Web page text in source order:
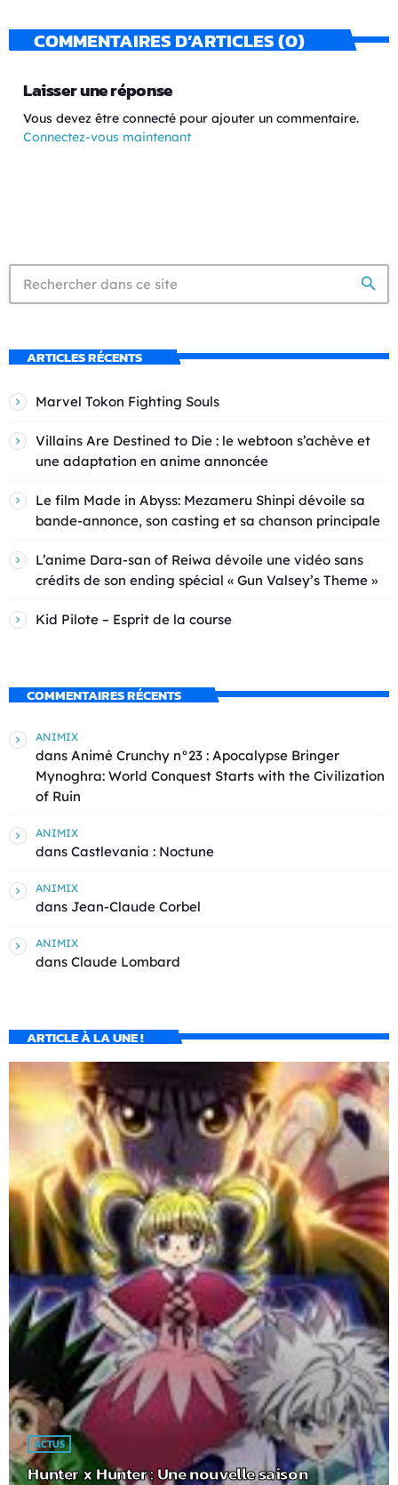
COMMENTAIRES D’ARTICLES (0)
Laisser une réponse
Vous devez être connecté pour ajouter un commentaire.
Connectez-vous maintenant
search
ARTICLES RÉCENTS
Marvel Tokon Fighting Souls
Villains Are Destined to Die : le webtoon s’achève et
une adaptation en anime annoncée
Le film Made in Abyss: Mezameru Shinpi dévoile sa
bande-annonce, son casting et sa chanson principale
L’anime Dara-san of Reiwa dévoile une vidéo sans
crédits de son ending spécial « Gun Valsey’s Theme »
Kid Pilote – Esprit de la course
COMMENTAIRES RÉCENTS
ANIMIX
dans Animé Crunchy n°23 : Apocalypse Bringer
Mynoghra: World Conquest Starts with the Civilization
of Ruin
ANIMIX
dans Castlevania : Noctune
ANIMIX
dans Jean-Claude Corbel
ANIMIX
dans Claude Lombard
ARTICLE À LA UNE !
ACTUS
Hunter x Hunter : Une nouvelle saison